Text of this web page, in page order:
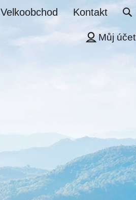
Kontakt
Velkoobchod
Můj účet